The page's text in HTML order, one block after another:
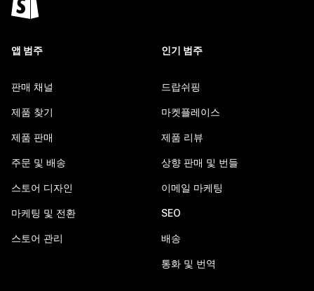
앱 범주
판매 채널
제품 찾기
제품 판매
주문 및 배송
스토어 디자인
마케팅 및 전환
스토어 관리
인기 범주
드랍쉬핑
마켓플레이스
제품 리뷰
상향 판매 및 번들
이메일 마케팅
SEO
배송
통화 및 번역